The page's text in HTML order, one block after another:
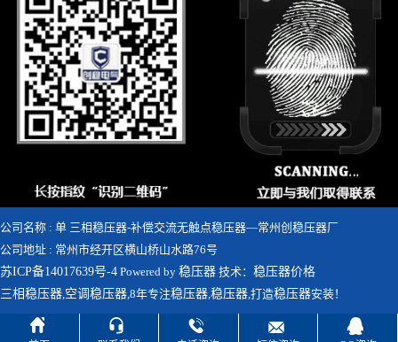
公司名称 : 单 三相稳压器-补偿交流无触点稳压器—常州创稳压器厂
公司地址 : 常州市经开区横山桥山水路76号
苏ICP备14017639号-4 Powered by 稳压器 技术： 稳压器价格
三相稳压器,空调稳压器,8年专注稳压器,稳压器,打造稳压器安装！
    